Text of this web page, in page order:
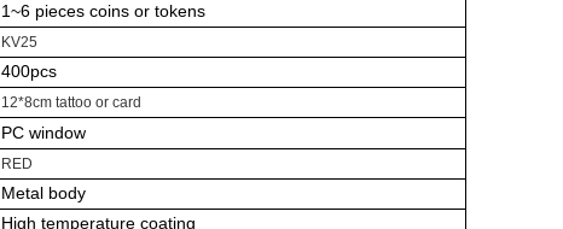
1~6 pieces coins or tokens
KV25
400pcs
12*8cm tattoo or card
PC window
RED
Metal body
High temperature coating